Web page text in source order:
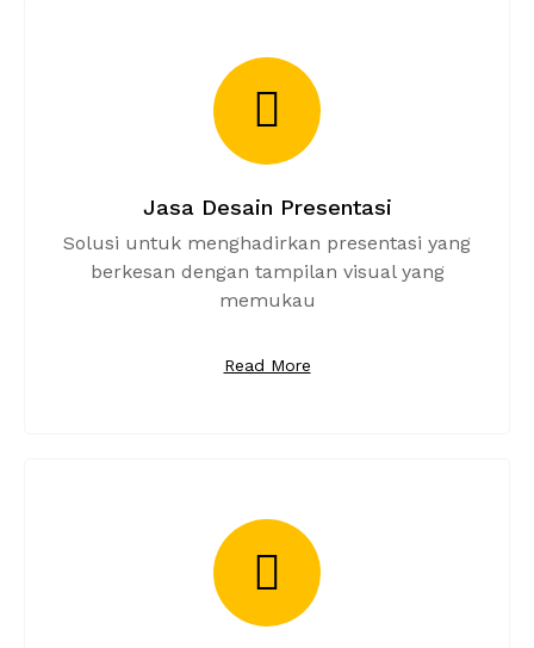
Jasa Desain Presentasi
Solusi untuk menghadirkan presentasi yang
berkesan dengan tampilan visual yang
memukau
Read More